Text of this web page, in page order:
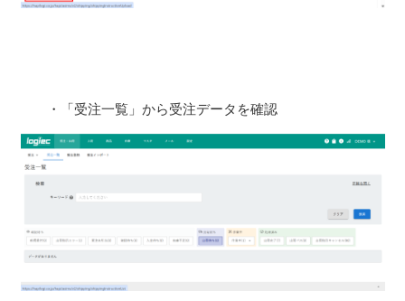
・「受注一覧」から受注データを確認